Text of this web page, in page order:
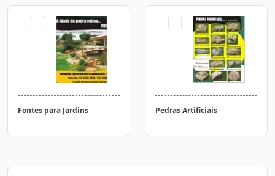
Fontes para Jardins Pedras Artificiais